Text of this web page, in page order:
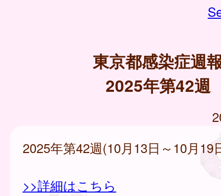
東京都感染症週
2025年第42週
2025年第42週(10月13日～10月19
>>詳細はこちら